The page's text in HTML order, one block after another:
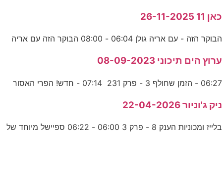
כאן 11 26-11-2025
הבוקר הזה - עם אריה גולן 06:04 - 08:00 הבוקר הזה עם אריה
ערוץ הים תיכוני 08-09-2023
06:27 - הזמן שחולף 3 - פרק 231 07:14 - חדש! הפרי האסור
ניק ג'וניור 22-04-2026
בלייז ומכוניות הענק 8 - פרק 3 06:00 - 06:22 ספיישל מיוחד של